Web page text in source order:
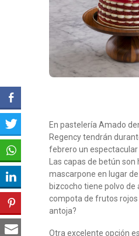
En pastelería Amado
Regency tendrán
febrero un
Las capas de betún son
mascarpone en lugar
bizcocho tiene polvo de
compota de frutos rojos
antoja?
Otra excelente opción